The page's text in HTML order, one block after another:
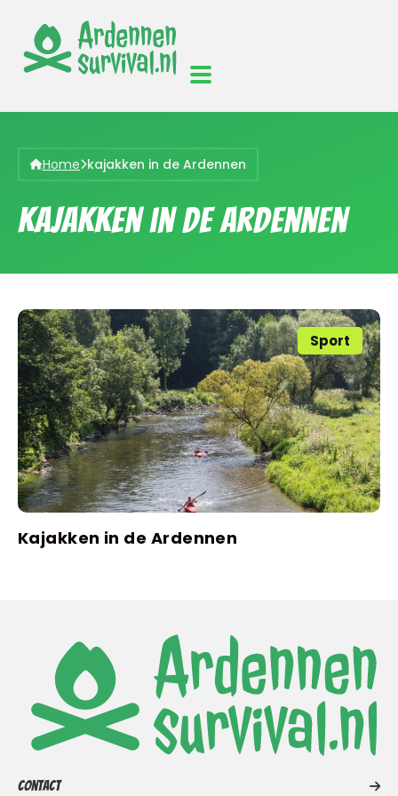
Home kajakken in de Ardennen
kajakken in de Ardennen
Sport
Kajakken in de Ardennen
Contact